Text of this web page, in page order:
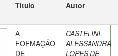
Título Autor
A
FORMAÇÃO
DE
CASTELINI,
ALESSANDRA
LOPES DE